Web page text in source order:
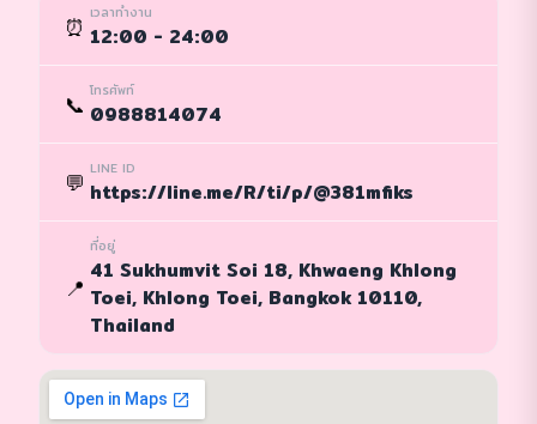
⏰ เวลาทำงาน
12:00 - 24:00
📞 โทรศัพท์
0988814074
💬 LINE ID
https://line.me/R/ti/p/@381mfiks
📍
ที่อยู่
41 Sukhumvit Soi 18, Khwaeng Khlong
Toei, Khlong Toei, Bangkok 10110,
Thailand